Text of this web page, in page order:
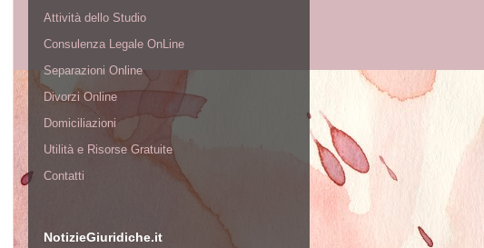
Attività dello Studio
Consulenza Legale OnLine
Separazioni Online
Divorzi Online
Domiciliazioni
Utilità e Risorse Gratuite
Contatti
NotizieGiuridiche.it